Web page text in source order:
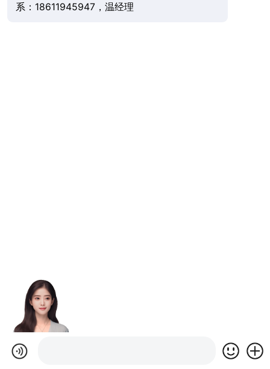
系：18611945947，温经理